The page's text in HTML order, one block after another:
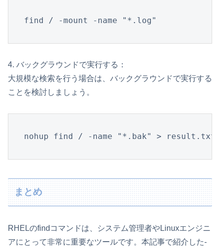
find / -mount -name "*.log"
4. バックグラウンドで実行する：
大規模な検索を行う場合は、バックグラウンドで実行する
ことを検討しましょう。
nohup find / -name "*.bak" > result.txt
まとめ
RHELのfindコマンドは、システム管理者やLinuxエンジニ
アにとって非常に重要なツールです。本記事で紹介した-